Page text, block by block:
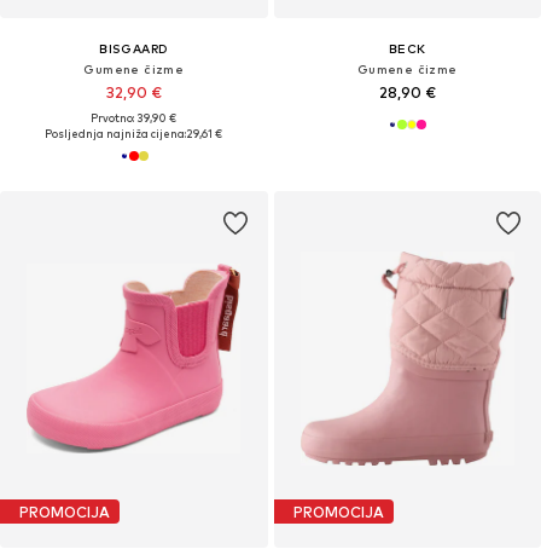
BISGAARD
Gumene čizme
32,90 €
Prvotno: 39,90 €
Posljednja najniža cijena:29,61 €
BECK
Gumene čizme
28,90 €
PROMOCIJA PROMOCIJA